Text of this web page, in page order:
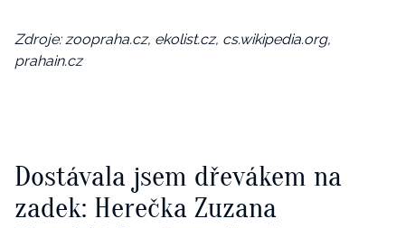
Zdroje: zoopraha.cz, ekolist.cz, cs.wikipedia.org,
prahain.cz
Dostávala jsem dřevákem na
zadek: Herečka Zuzana